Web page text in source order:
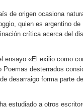
de origen ocasiona
quien es argentino
crítica acerca del
ensayo «El exilio como
Poemas desterrados
desarraigo forma parte
estudiado a otros